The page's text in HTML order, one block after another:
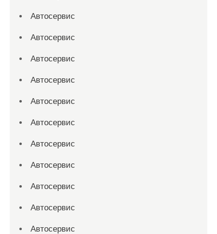
Автосервис
Автосервис
Автосервис
Автосервис
Автосервис
Автосервис
Автосервис
Автосервис
Автосервис
Автосервис
Автосервис